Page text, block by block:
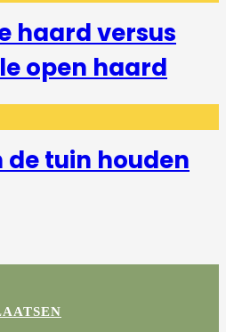
haard versus
open haard
de tuin houden